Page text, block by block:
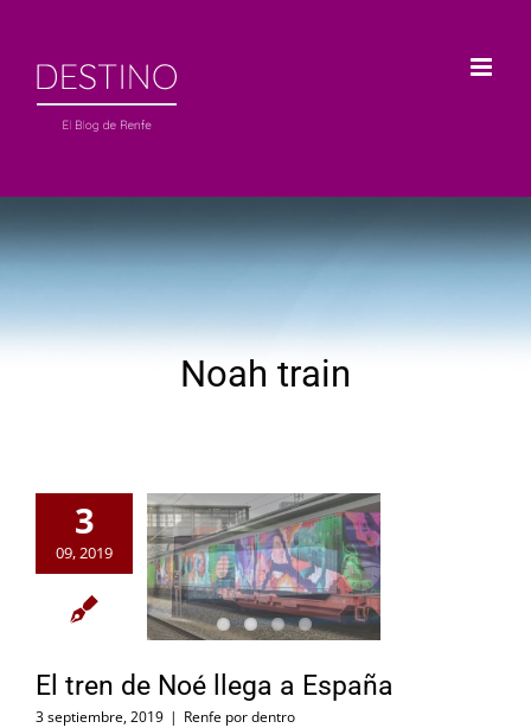
contenido
Noah train
3
09, 2019
El tren de Noé llega a España
3 septiembre, 2019 | Renfe por dentro